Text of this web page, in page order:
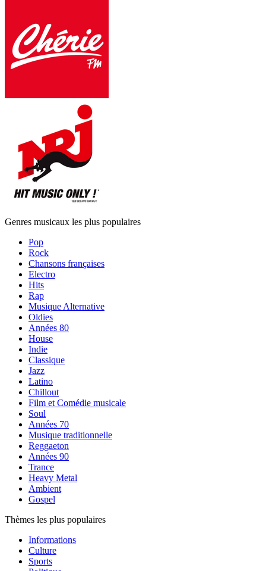
Genres musicaux les plus populaires
Pop
Rock
Chansons françaises
Electro
Hits
Rap
Musique Alternative
Oldies
Années 80
House
Indie
Classique
Jazz
Latino
Chillout
Film et Comédie musicale
Soul
Années 70
Musique traditionnelle
Reggaeton
Années 90
Trance
Heavy Metal
Ambient
Gospel
Thèmes les plus populaires
Informations
Culture
Sports